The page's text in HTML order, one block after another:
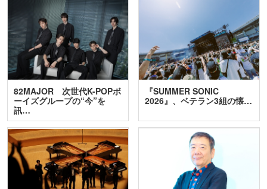
82MAJOR 次世代K-POPボ
ーイズグループの“今”を
訊…
『SUMMER SONIC
2026』、ベテラン3組の懐…